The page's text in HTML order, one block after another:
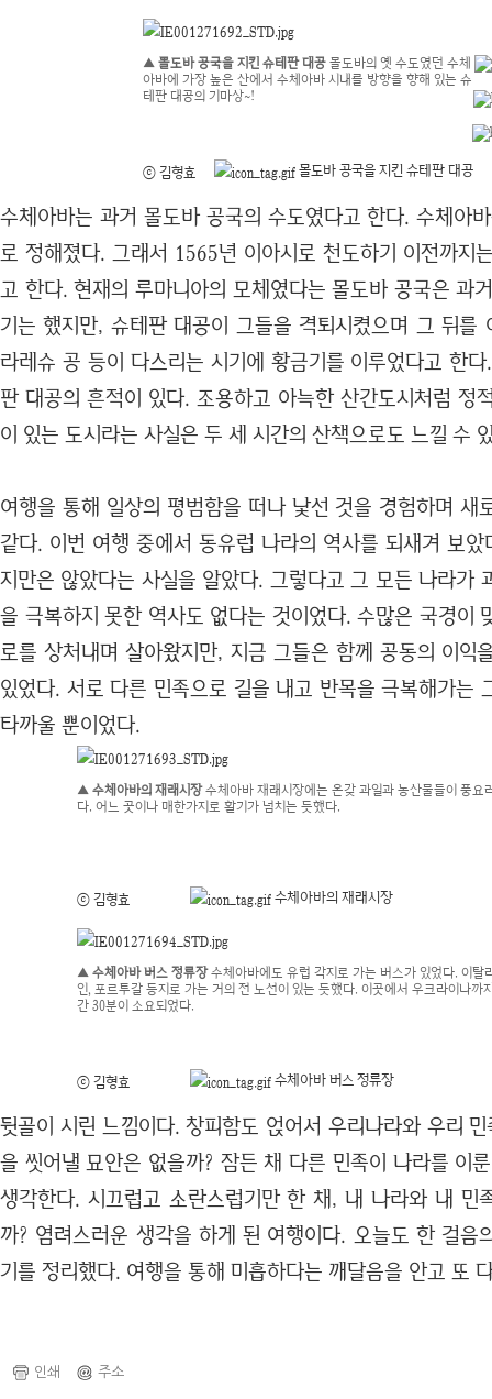
▲ 몰도바 공국을 지킨 슈테판 대공몰도바의 옛 수도였던 수체
아바에 가장 높은 산에서 수체아바 시내를 방향을 향해 있는 슈
테판 대공의 기마상~!
ⓒ 김형효 몰도바 공국을 지킨 슈테판 대공
수체아바는 과거 몰도바 공국의 수도였다고 한다. 수체아
로 정해졌다. 그래서 1565년 이아시로 천도하기 이전까지
고 한다. 현재의 루마니아의 모체였다는 몰도바 공국은 과
기는 했지만, 슈테판 대공이 그들을 격퇴시켰으며 그 뒤를
라레슈 공 등이 다스리는 시기에 황금기를 이루었다고 한
판 대공의 흔적이 있다. 조용하고 아늑한 산간도시처럼 정
이 있는 도시라는 사실은 두 세 시간의 산책으로도 느낄 수
여행을 통해 일상의 평범함을 떠나 낯선 것을 경험하며 새
같다. 이번 여행 중에서 동유럽 나라의 역사를 되새겨 보
지만은 않았다는 사실을 알았다. 그렇다고 그 모든 나라가
을 극복하지 못한 역사도 없다는 것이었다. 수많은 국경이
로를 상처내며 살아왔지만, 지금 그들은 함께 공동의 이익
있었다. 서로 다른 민족으로 길을 내고 반목을 극복해가는
타까울 뿐이었다.
▲ 수체아바의 재래시장수체아바 재래시장에는 온갖 과일과 농산물들이 풍요
다. 어느 곳이나 매한가지로 활기가 넘치는 듯했다.
ⓒ 김형효 수체아바의 재래시장
▲ 수체아바 버스 정류장수체아바에도 유럽 각지로 가는 버스가 있었다. 이탈
인, 포르투갈 등지로 가는 거의 전 노선이 있는 듯했다. 이곳에서 우크라이나까
간 30분이 소요되었다.
ⓒ 김형효 수체아바 버스 정류장
뒷골이 시린 느낌이다. 창피함도 얹어서 우리나라와 우리
을 씻어낼 묘안은 없을까? 잠든 채 다른 민족이 나라를 이
생각한다. 시끄럽고 소란스럽기만 한 채, 내 나라와 내 민
까? 염려스러운 생각을 하게 된 여행이다. 오늘도 한 걸음
기를 정리했다. 여행을 통해 미흡하다는 깨달음을 안고 또
인쇄 주소